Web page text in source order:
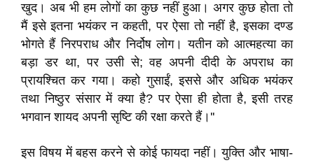
खुद। अब भी हम लोगों का कुछ नहीं हुआ। अगर कुछ होता तो
मैं इसे इतना भयंकर न कहती, पर ऐसा तो नहीं है, इसका दण्ड
भोगते हैं निरपराध और निर्दोष लोग। यतीन को आत्महत्या का
बड़ा डर था, पर उसी से; वह अपनी दीदी के अपराध का
प्रायश्चित कर गया। कहो गुसाईं, इससे और अधिक भयंकर
तथा निष्ठुर संसार में क्या है? पर ऐसा ही होता है, इसी तरह
भगवान शायद अपनी सृष्टि की रक्षा करते हैं।''
इस विषय में बहस करने से कोई फायदा नहीं। युक्ति और भाषा-